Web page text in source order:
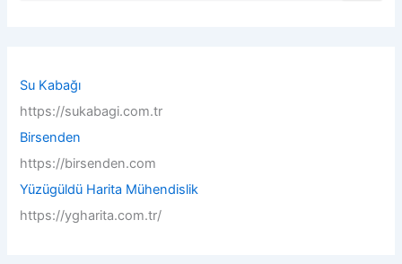
f
r
:
Su Kabağı
https://sukabagi.com.tr
Birsenden
https://birsenden.com
Yüzügüldü Harita Mühendislik
https://ygharita.com.tr/